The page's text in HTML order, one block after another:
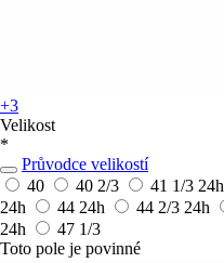
+3
Velikost
*
Průvodce velikostí
40
40 2/3 41 1/3 24h
24h
44 24h 44 2/3 24h
24h
47 1/3
Toto pole je povinné